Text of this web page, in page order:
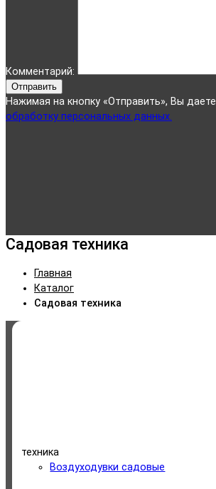
Комментарий:
Отправить
Нажимая на кнопку «Отправить», Вы даете
обработку персональных данных.
Садовая техника
Главная
Каталог
Садовая техника
техника
Воздуходувки садовые